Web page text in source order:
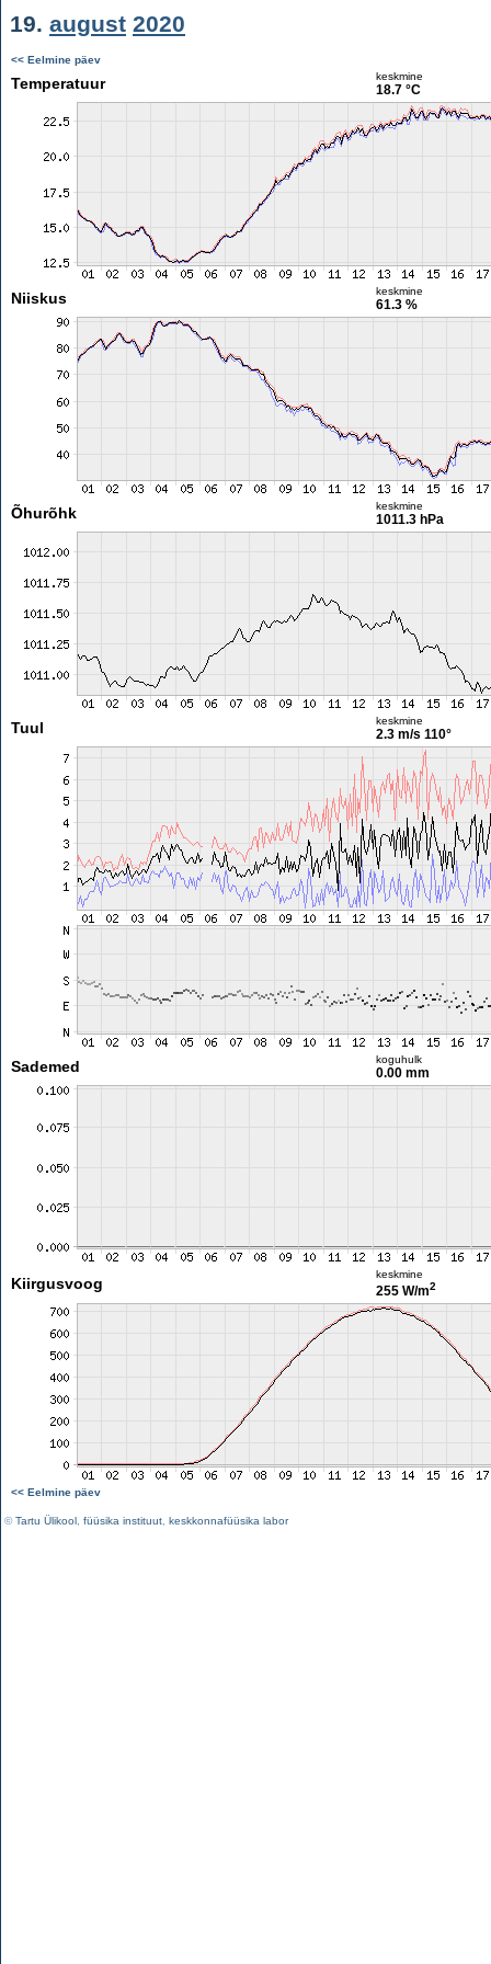
19. august 2020
<< Eelmine päev
Temperatuur keskmine
18.7 °C
Niiskus keskmine
61.3 %
Õhurõhk keskmine
1011.3 hPa
Tuul keskmine
2.3 m/s 110°
Sademed koguhulk
0.00 mm
Kiirgusvoog
keskmine
255 W/m2
<< Eelmine päev
©Tartu Ülikool füüsika instituut keskkonnafüüsika labor